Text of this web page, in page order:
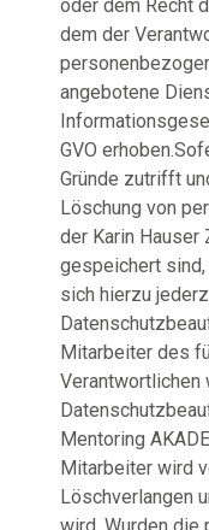
oder dem Recht
dem der
angebotene
GVO
Gründe zutrifft
Löschung von
der Karin Hauser
gespeichert
sich hierzu
Mitarbeiter des
Verantwortlichen
Mentoring
Mitarbeiter wird
Löschverlangen